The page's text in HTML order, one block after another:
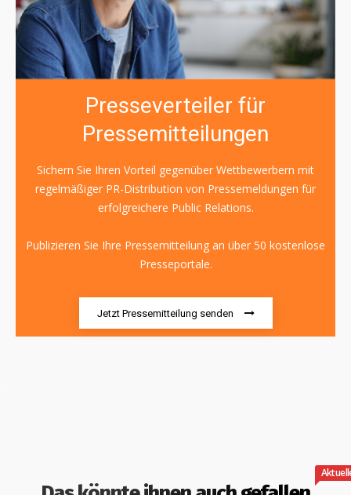
Presseverteiler für
Pressemitteilungen
Sichern Sie Ihren Vorteil gegenüber Wettbewerbern mit
regelmäßiger PR-Distribution von Pressemeldungen für
erfolgreichere Public Relations.
Publizieren Sie Ihre Pressemitteilung an über 50 kostenlose
Presseportale.
Jetzt Pressemitteilung senden